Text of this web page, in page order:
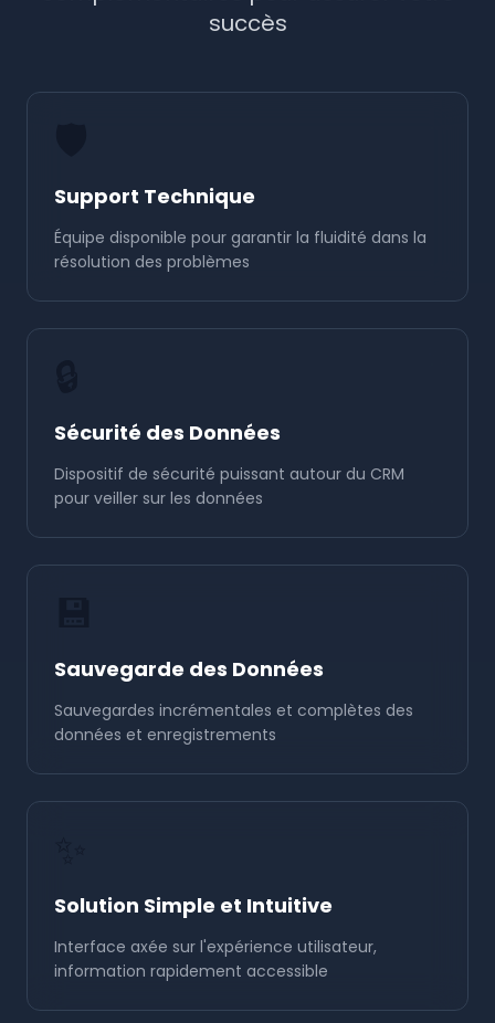
succès
Support Technique
Équipe disponible pour garantir la fluidité dans la
résolution des problèmes
Sécurité des Données
Dispositif de sécurité puissant autour du CRM
pour veiller sur les données
Sauvegarde des Données
Sauvegardes incrémentales et complètes des
données et enregistrements
Solution Simple et Intuitive
Interface axée sur l'expérience utilisateur,
information rapidement accessible